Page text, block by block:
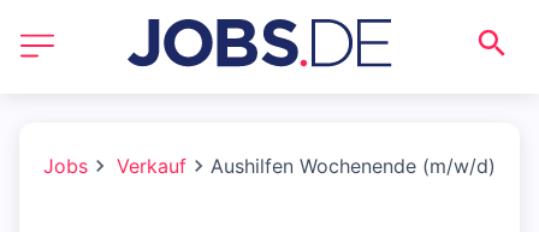
Jobs Verkauf Aushilfen Wochenende (m/w/d)